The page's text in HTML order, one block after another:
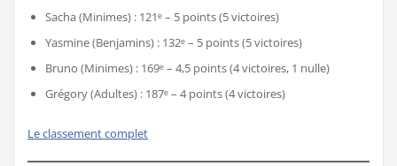
Sacha (Minimes) : 121ᵉ – 5 points (5 victoires)
Yasmine (Benjamins) : 132ᵉ – 5 points (5 victoires)
Bruno (Minimes) : 169ᵉ – 4,5 points (4 victoires, 1 nulle)
Grégory (Adultes) : 187ᵉ – 4 points (4 victoires)
Le classement complet